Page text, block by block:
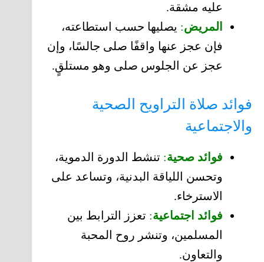
عليه مشقة.
المريض: يصليها حسب استطاعته،
فإن عجز عنها واقفًا صلى جالسًا، وإن
عجز عن الجلوس صلى وهو مستلقٍ.
فوائد صلاة التراويح الصحية
والاجتماعية
فوائد صحية: تنشط الدورة الدموية،
وتحسن اللياقة البدنية، وتساعد على
الاسترخاء.
فوائد اجتماعية: تعزز الترابط بين
المسلمين، وتنشر روح المحبة
والتعاون.